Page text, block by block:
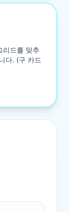
리드를 맞추
다. (구 카드